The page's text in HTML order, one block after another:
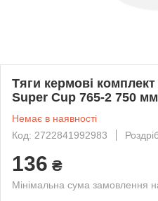
Тяги кермові
Super Cup 765-2 750
Немає в наявності
Код: 2722841992983
136 ₴
Мінімальна сума замовлення